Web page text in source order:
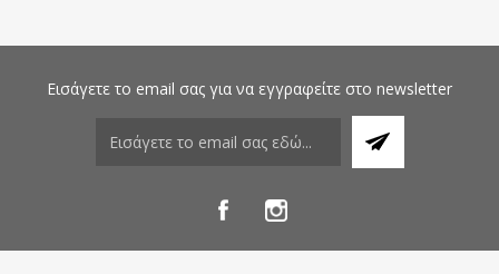
Εισάγετε το email σας για να εγγραφείτε στο newsletter